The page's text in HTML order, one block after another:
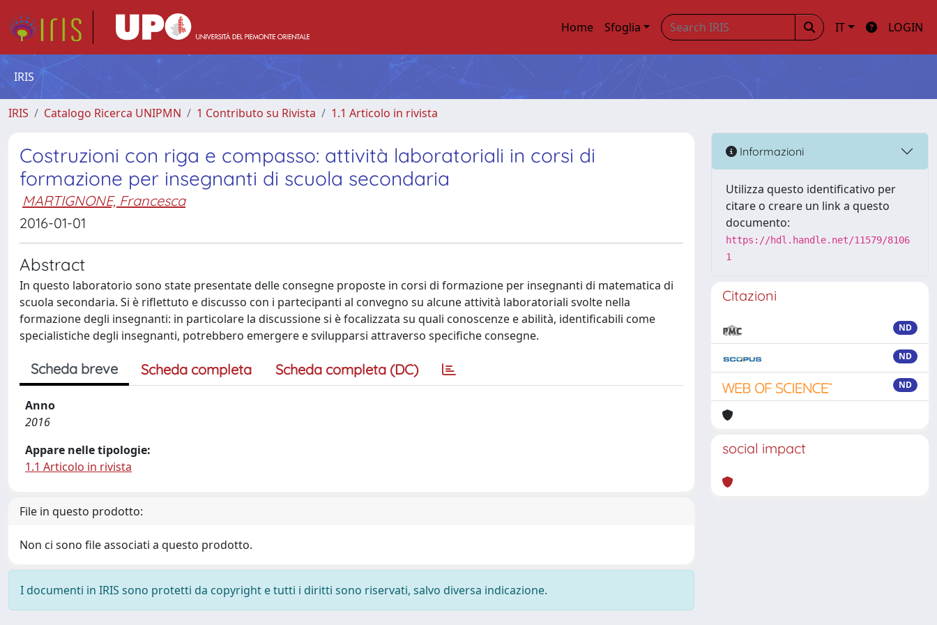
Home Sfoglia IT LOGIN
IRIS
IRIS Catalogo Ricerca UNIPMN 1 Contributo su Rivista 1.1 Articolo in rivista
Costruzioni con riga e compasso: attività laboratoriali in corsi di
formazione per insegnanti di scuola secondaria
MARTIGNONE, Francesca
2016-01-01
Abstract
In questo laboratorio sono state presentate delle consegne proposte in corsi di formazione per insegnanti di matematica di
scuola secondaria. Si è riflettuto e discusso con i partecipanti al convegno su alcune attività laboratoriali svolte nella
formazione degli insegnanti: in particolare la discussione si è focalizzata su quali conoscenze e abilità, identificabili come
specialistiche degli insegnanti, potrebbero emergere e svilupparsi attraverso specifiche consegne.
Scheda breve Scheda completa Scheda completa (DC)
Anno
2016
Appare nelle tipologie:
1.1 Articolo in rivista
File in questo prodotto:
Non ci sono file associati a questo prodotto.
I documenti in IRIS sono protetti da copyright e tutti i diritti sono riservati, salvo diversa indicazione.
Informazioni
Utilizza questo identificativo per
citare o creare un link a questo
documento:
https://hdl.handle.net/11579/8106
1
Citazioni
ND
ND
ND
social impact